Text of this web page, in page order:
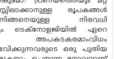
രൂപകങ്ങൾ
നിരവധി
ടെക്നോളജിയിൽ ഏറെ
അപകടകരമാംവിധം
ഒരു പുതിയ